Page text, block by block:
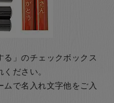
」のチェックボックス
ださい。
で名入れ文字他をご入